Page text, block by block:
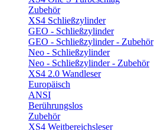
Zubehör
XS4 Schließzylinder
GEO - Schließzylinder
GEO - Schließzylinder - Zubehör
Neo - Schließzylinder
Neo - Schließzylinder - Zubehör
XS4 2.0 Wandleser
Europäisch
ANSI
Berührungslos
Zubehör
XS4 Weitbereichsleser